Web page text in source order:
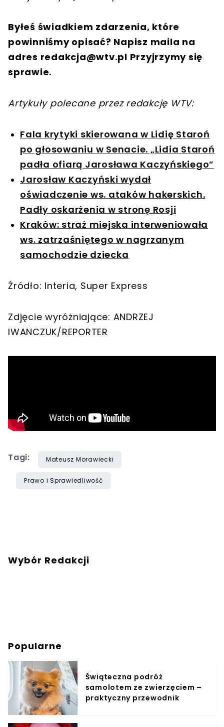
Byłeś świadkiem zdarzenia, które
powinniśmy opisać? Napisz maila na
adres redakcja@wtv.pl Przyjrzymy się
sprawie.
Artykuły polecane przez redakcję WTV:
Fala krytyki skierowana w Lidię Staroń
po głosowaniu w Senacie. „Lidia Staroń
padła ofiarą Jarosława Kaczyńskiego”
Jarosław Kaczyński wydał
oświadczenie ws. ataków hakerskich.
Padły oskarżenia w stronę Rosji
Kraków: straż miejska interweniowała
ws. zatrzaśniętego w nagrzanym
samochodzie dziecka
Źródło: Interia, Super Express
Zdjęcie wyróżniające: ANDRZEJ
IWANCZUK/REPORTER
Tagi: Mateusz Morawiecki
Prawo i Sprawiedliwość
Wybór Redakcji
Popularne
Świąteczna podróż
samolotem ze zwierzęciem –
praktyczny przewodnik